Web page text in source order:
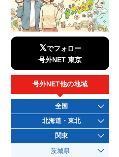
𝕏でフォロー
号外NET 東京
号外NET他の地域
全国
北海道・東北
関東
茨城県